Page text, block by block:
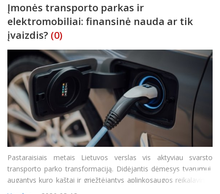
Įmonės transporto parkas ir
elektromobiliai: finansinė nauda ar tik
įvaizdis? (0)
Pastaraisiais metais Lietuvos verslas vis aktyviau svarsto
transporto parko transformaciją. Didėjantis dėmesys tvarumui,
augantys kuro kaštai ir griežtėjantys aplinkosaugos reikalavimai
skatina įmones ieškoti efektyvesnių sprendimų. Vienas